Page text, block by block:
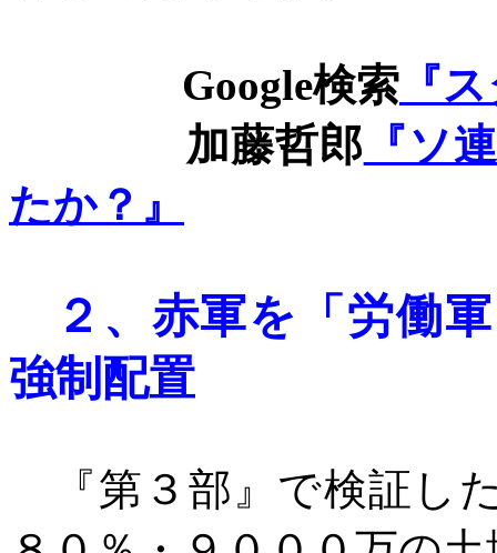
Google検索 『
加藤哲郎 『ソ
たか？』
２、 赤軍を「労働
強制配置
『第３部』で検証し